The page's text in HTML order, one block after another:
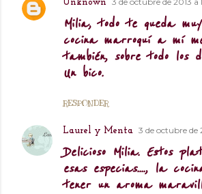
Unknown
Milia, todo te queda
cocina marroquí a mí
también, sobre todo los
Un bico.
RESPONDER
Laurel y Menta 3 de octubre de
Delicioso Milia. Estos
esas especias...., la
tener un aroma